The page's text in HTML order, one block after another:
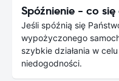
Spóźnienie - co się
Jeśli spóźnią się
wypożyczonego
szybkie działania w
niedogodności.